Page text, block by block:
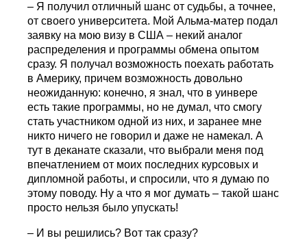
– Я получил отличный шанс от судьбы, а точнее,
от своего университета. Мой Альма-матер подал
заявку на мою визу в США – некий аналог
распределения и программы обмена опытом
сразу. Я получал возможность поехать работать
в Америку, причем возможность довольно
неожиданную: конечно, я знал, что в уинвере
есть такие программы, но не думал, что смогу
стать участником одной из них, и заранее мне
никто ничего не говорил и даже не намекал. А
тут в деканате сказали, что выбрали меня под
впечатлением от моих последних курсовых и
дипломной работы, и спросили, что я думаю по
этому поводу. Ну а что я мог думать – такой шанс
просто нельзя было упускать!
– И вы решились? Вот так сразу?